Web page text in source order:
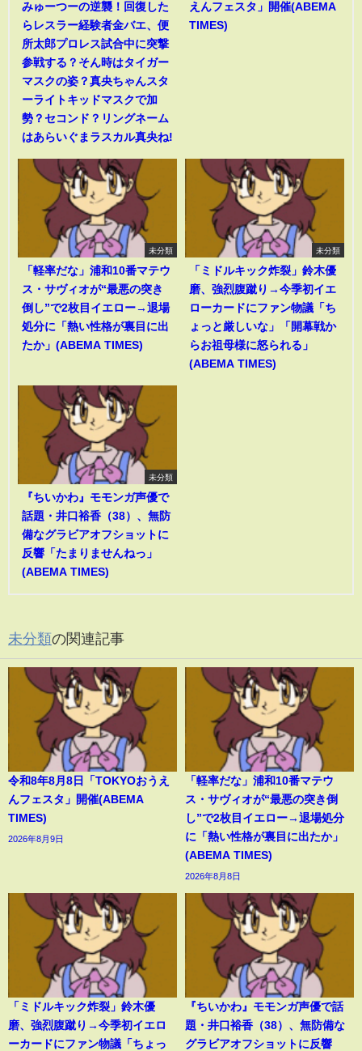
みゅーつーの逆襲！回復した
らレスラー経験者金バエ、便
所太郎プロレス試合中に突撃
参戦する？そん時はタイガー
マスクの姿？真央ちゃんスタ
ーライトキッドマスクで加
勢？セコンド？リングネーム
はあらいぐまラスカル真央ね!
えんフェスタ」開催(ABEMA
TIMES)
未分類
「軽率だな」浦和10番マテウ
ス・サヴィオが“最悪の突き
倒し”で2枚目イエロー→退場
処分に「熱い性格が裏目に出
たか」(ABEMA TIMES)
未分類
「ミドルキック炸裂」鈴木優
磨、強烈腹蹴り→今季初イエ
ローカードにファン物議「ち
ょっと厳しいな」「開幕戦か
らお祖母様に怒られる」
(ABEMA TIMES)
未分類
『ちいかわ』モモンガ声優で
話題・井口裕香（38）、無防
備なグラビアオフショットに
反響「たまりませんねっ」
(ABEMA TIMES)
未分類の関連記事
令和8年8月8日「TOKYOおうえ
んフェスタ」開催(ABEMA
TIMES)
2026年8月9日
「軽率だな」浦和10番マテウ
ス・サヴィオが“最悪の突き倒
し”で2枚目イエロー→退場処分
に「熱い性格が裏目に出たか」
(ABEMA TIMES)
2026年8月8日
「ミドルキック炸裂」鈴木優
磨、強烈腹蹴り→今季初イエロ
ーカードにファン物議「ちょっ
『ちいかわ』モモンガ声優で話
題・井口裕香（38）、無防備な
グラビアオフショットに反響